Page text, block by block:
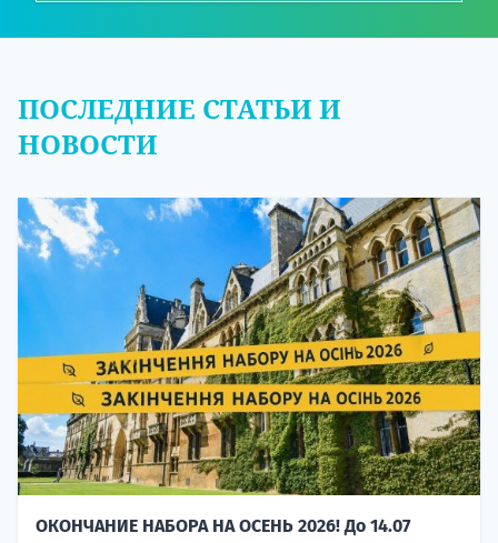
ПОСЛЕДНИЕ СТАТЬИ И
НОВОСТИ
ОКОНЧАНИЕ НАБОРА НА ОСЕНЬ 2026! До 14.07